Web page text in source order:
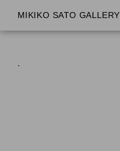
MIKIKO SATO GALLERY
.